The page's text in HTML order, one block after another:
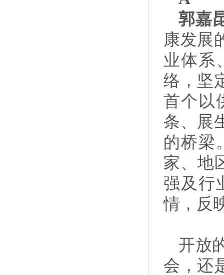
郭嘉
康发展
业体系
络，坚
首个以
条、展
的桥梁
家、地
强及行
情，反
开放
会，还